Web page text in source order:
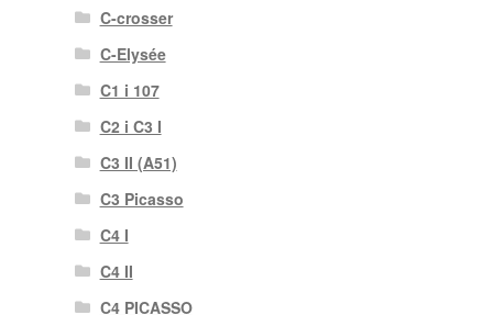
C-crosser
C-Elysée
C1 i 107
C2 i C3 I
C3 II (A51)
C3 Picasso
C4 I
C4 II
C4 PICASSO